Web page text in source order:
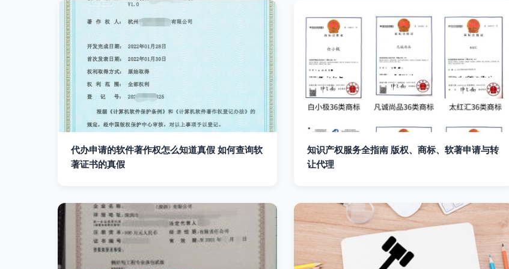
代办申请的软件著作权怎么知道真假 如何查询软
著证书的真假
知识产权服务全指南 版权、商标、软著申请与转
让代理